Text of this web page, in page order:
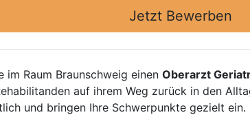
Jetzt Bewerben
Raum Braunschweig einen Oberarzt
auf ihrem Weg zurück in den
und bringen Ihre Schwerpunkte gezielt ein.